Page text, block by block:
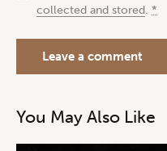
collected and stored.*
You May Also Like